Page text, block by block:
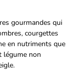
gourmandes qui
courgettes
en nutriments que
légume non